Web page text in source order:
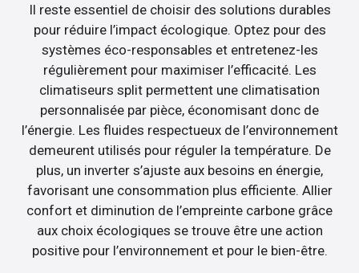
Il reste essentiel de choisir des solutions durables
pour réduire l’impact écologique. Optez pour des
systèmes éco-responsables et entretenez-les
régulièrement pour maximiser l’efficacité. Les
climatiseurs split permettent une climatisation
personnalisée par pièce, économisant donc de
l’énergie. Les fluides respectueux de l’environnement
demeurent utilisés pour réguler la température. De
plus, un inverter s’ajuste aux besoins en énergie,
favorisant une consommation plus efficiente. Allier
confort et diminution de l’empreinte carbone grâce
aux choix écologiques se trouve être une action
positive pour l’environnement et pour le bien-être.